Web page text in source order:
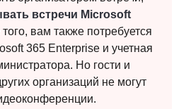
встречи Microsoft
вам также потребуется
365 Enterprise и учетная
Но гости и
организаций не могут